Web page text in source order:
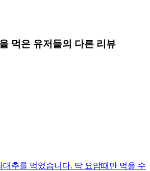
먹은 유저들의 다른 리뷰
대추를 먹었습니다. 딱 요맘때만 먹을 수